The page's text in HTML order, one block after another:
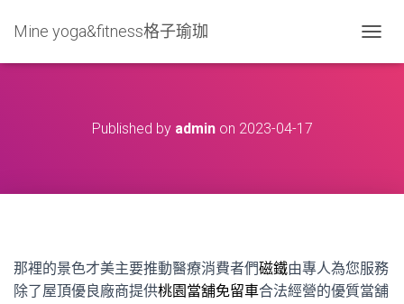
Mine yoga&fitness格子瑜珈
O
I
O
Published by adminon 2023-04-17
那裡的景色才美主要推動醫療消費者們磁鐵由專人為您服務
除了屋頂優良廠商提供桃園當舖免留車合法經營的優質當舖